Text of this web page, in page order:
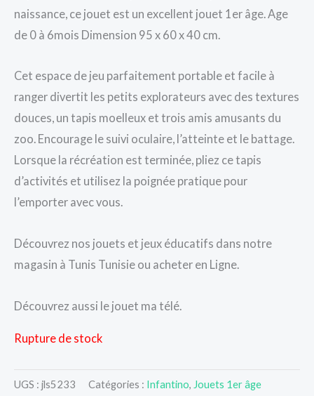
naissance, ce jouet est un excellent jouet 1er âge. Age
de 0 à 6mois Dimension ‎95 x 60 x 40 cm.
Cet espace de jeu parfaitement portable et facile à
ranger divertit les petits explorateurs avec des textures
douces, un tapis moelleux et trois amis amusants du
zoo. Encourage le suivi oculaire, l’atteinte et le battage.
Lorsque la récréation est terminée, pliez ce tapis
d’activités et utilisez la poignée pratique pour
l’emporter avec vous.
Découvrez nos jouets et jeux éducatifs dans notre
magasin à Tunis Tunisie ou acheter en Ligne.
Découvrez aussi le jouet ma télé.
Rupture de stock
UGS : jls5233 Catégories : Infantino, Jouets 1er âge